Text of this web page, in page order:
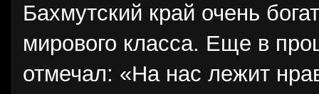
Бахмутский край очень
мирового класса. Еще в
отмечал: «На нас лежит